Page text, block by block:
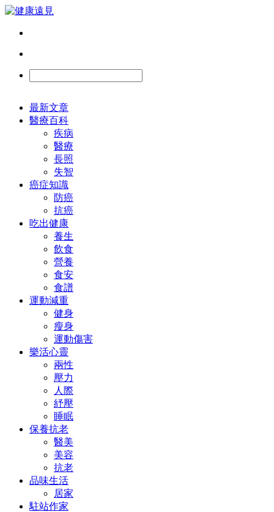
最新文章
醫療百科
疾病
醫療
長照
失智
癌症知識
防癌
抗癌
吃出健康
養生
飲食
營養
食安
食譜
運動減重
健身
瘦身
運動傷害
樂活心靈
兩性
壓力
人際
紓壓
睡眠
保養抗老
醫美
美容
抗老
品味生活
居家
駐站作家